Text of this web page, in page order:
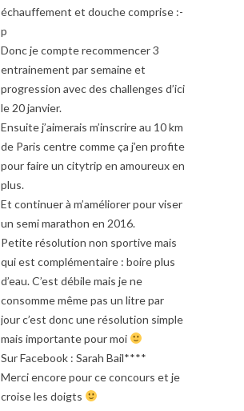
échauffement et douche comprise :-
p
Donc je compte recommencer 3
entrainement par semaine et
progression avec des challenges d’ici
le 20 janvier.
Ensuite j’aimerais m’inscrire au 10 km
de Paris centre comme ça j’en profite
pour faire un citytrip en amoureux en
plus.
Et continuer à m’améliorer pour viser
un semi marathon en 2016.
Petite résolution non sportive mais
qui est complémentaire : boire plus
d’eau. C’est débile mais je ne
consomme même pas un litre par
jour c’est donc une résolution simple
mais importante pour moi
Sur Facebook : Sarah Bail****
Merci encore pour ce concours et je
croise les doigts